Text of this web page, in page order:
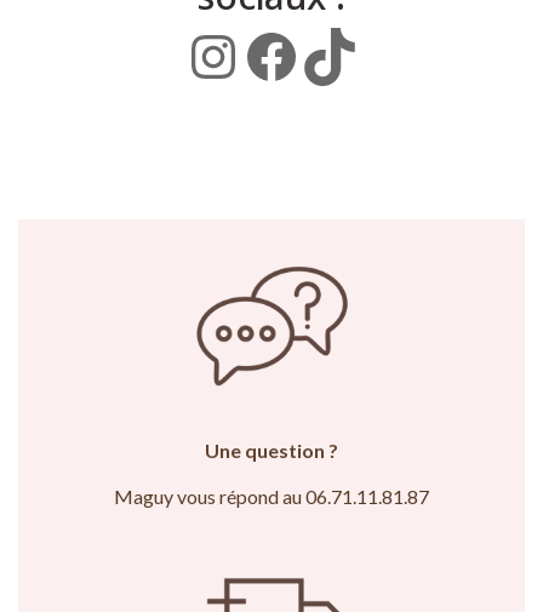
Instagram
Facebook
TikTok
Une question ?
Maguy vous répond au 06.71.11.81.87